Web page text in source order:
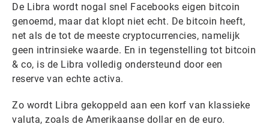
De Libra wordt nogal snel Facebooks eigen bitcoin
genoemd, maar dat klopt niet echt. De bitcoin heeft,
net als de tot de meeste cryptocurrencies, namelijk
geen intrinsieke waarde. En in tegenstelling tot bitcoin
& co, is de Libra volledig ondersteund door een
reserve van echte activa.
Zo wordt Libra gekoppeld aan een korf van klassieke
valuta, zoals de Amerikaanse dollar en de euro.